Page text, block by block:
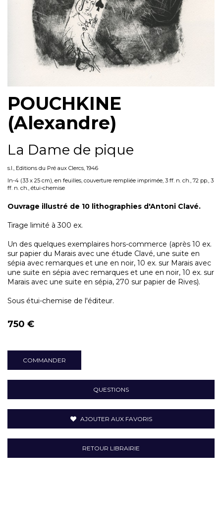
POUCHKINE
(Alexandre)
La Dame de pique
s.l., Editions du Pré aux Clercs, 1946
In-4 (33 x 25 cm), en feuilles, couverture rempliée imprimée, 3 ff. n. ch., 72 pp., 3
ff. n. ch., étui-chemise
Ouvrage illustré de 10 lithographies d'Antoni Clavé.
Tirage limité à 300 ex.
Un des quelques exemplaires hors-commerce (après 10 ex.
sur papier du Marais avec une étude Clavé, une suite en
sépia avec remarques et une en noir, 10 ex. sur Marais avec
une suite en sépia avec remarques et une en noir, 10 ex. sur
Marais avec une suite en sépia, 270 sur papier de Rives).
Sous étui-chemise de l'éditeur.
750 €
COMMANDER
QUESTIONS
AJOUTER AUX FAVORIS
RETOUR LIBRAIRIE